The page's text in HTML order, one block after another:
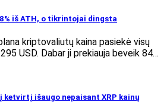
iš ATH, o tikrintojai dingsta
kriptovaliutų kaina pasiekė visų
USD. Dabar ji prekiauja beveik 84…
ketvirtį išaugo nepaisant XRP kainų